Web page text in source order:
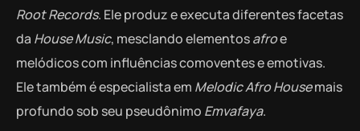
Root Records. Ele produz e executa diferentes facetas
da House Music, mesclando elementosafroe
melódicos com influências comoventes e emotivas.
Ele também é especialista em Melodic Afro Housemais
profundo sob seu pseudônimo Emvafaya.